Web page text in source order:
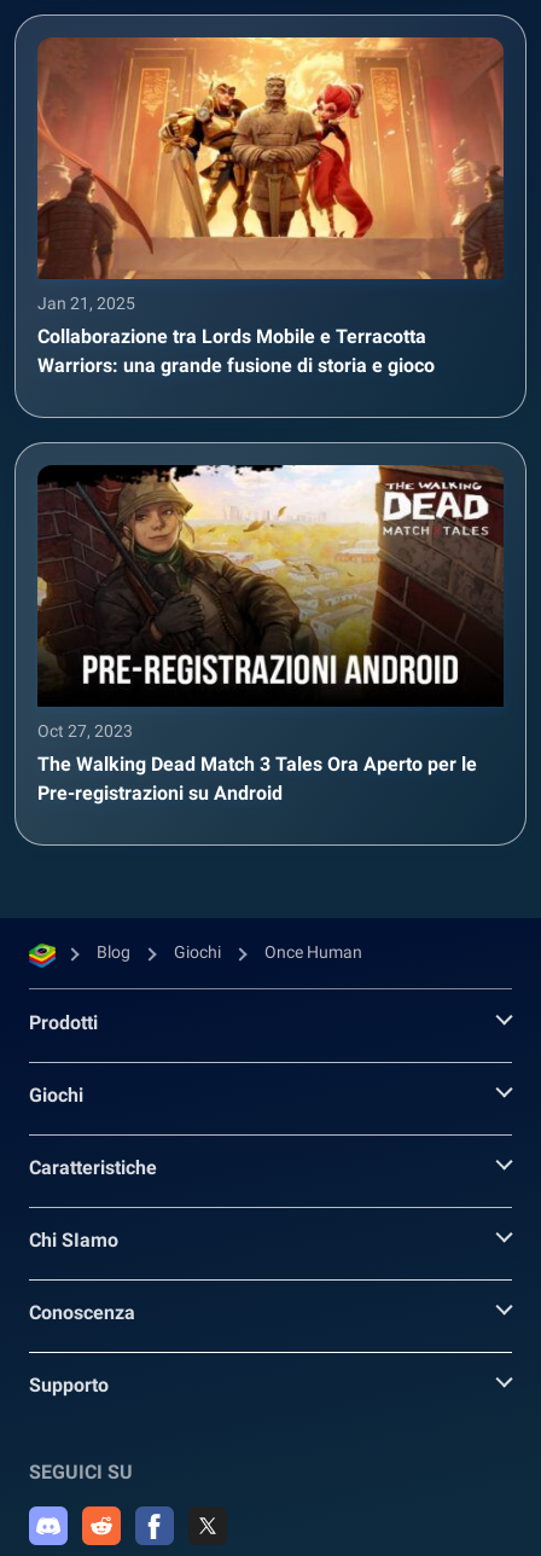
Jan 21, 2025
Collaborazione tra Lords Mobile e Terracotta
Warriors: una grande fusione di storia e gioco
Oct 27, 2023
The Walking Dead Match 3 Tales Ora Aperto per le
Pre-registrazioni su Android
Blog Giochi Once Human
Prodotti
Giochi
Caratteristiche
Chi SIamo
Conoscenza
Supporto
SEGUICI SU